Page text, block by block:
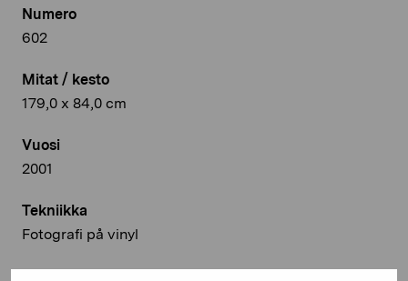
Numero
602
Mitat / kesto
179,0 x 84,0 cm
Vuosi
2001
Tekniikka
Fotografi på vinyl